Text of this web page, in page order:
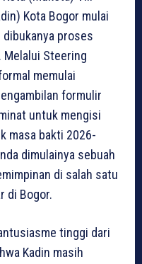
Kota Bogor mulai
proses
Melalui Steering
memulai
formulir
untuk mengisi
masa bakti 2026-
dimulainya sebuah
di salah satu
di Bogor.
tinggi dari
Kadin masih